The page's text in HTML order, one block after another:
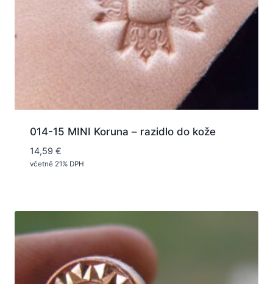
014-15 MINI Koruna – razidlo do kože
14,59 €
včetně 21% DPH